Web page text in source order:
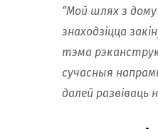
“Мой шлях з
знаходзіцца
тэма
сучасныя
далей